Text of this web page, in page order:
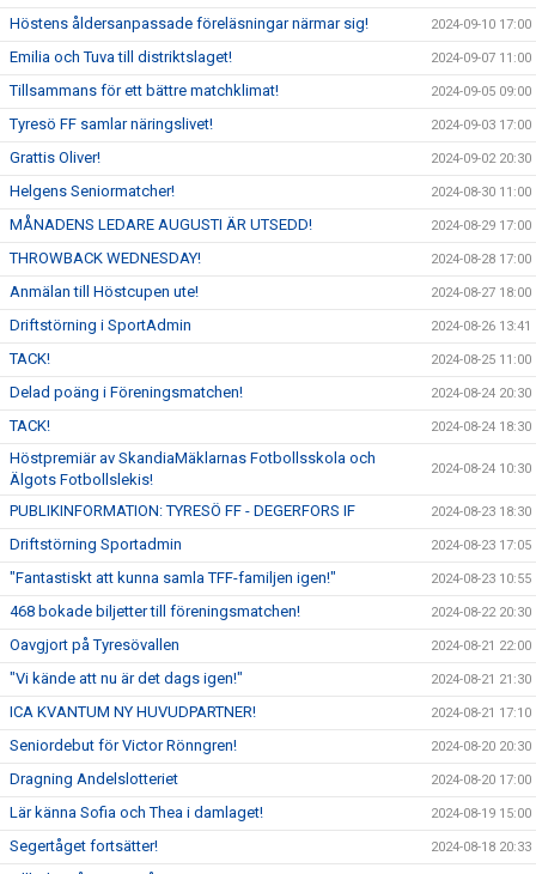
Höstens åldersanpassade föreläsningar närmar sig! 2024-09-10 17:00
Emilia och Tuva till distriktslaget! 2024-09-07 11:00
Tillsammans för ett bättre matchklimat! 2024-09-05 09:00
Tyresö FF samlar näringslivet! 2024-09-03 17:00
Grattis Oliver! 2024-09-02 20:30
Helgens Seniormatcher! 2024-08-30 11:00
MÅNADENS LEDARE AUGUSTI ÄR UTSEDD! 2024-08-29 17:00
THROWBACK WEDNESDAY! 2024-08-28 17:00
Anmälan till Höstcupen ute! 2024-08-27 18:00
Driftstörning i SportAdmin 2024-08-26 13:41
TACK! 2024-08-25 11:00
Delad poäng i Föreningsmatchen! 2024-08-24 20:30
TACK! 2024-08-24 18:30
Höstpremiär av SkandiaMäklarnas Fotbollsskola och
Älgots Fotbollslekis!
2024-08-24 10:30
PUBLIKINFORMATION: TYRESÖ FF - DEGERFORS IF 2024-08-23 18:30
Driftstörning Sportadmin 2024-08-23 17:05
"Fantastiskt att kunna samla TFF-familjen igen!" 2024-08-23 10:55
468 bokade biljetter till föreningsmatchen! 2024-08-22 20:30
Oavgjort på Tyresövallen 2024-08-21 22:00
"Vi kände att nu är det dags igen!" 2024-08-21 21:30
ICA KVANTUM NY HUVUDPARTNER! 2024-08-21 17:10
Seniordebut för Victor Rönngren! 2024-08-20 20:30
Dragning Andelslotteriet 2024-08-20 17:00
Lär känna Sofia och Thea i damlaget! 2024-08-19 15:00
Segertåget fortsätter! 2024-08-18 20:33